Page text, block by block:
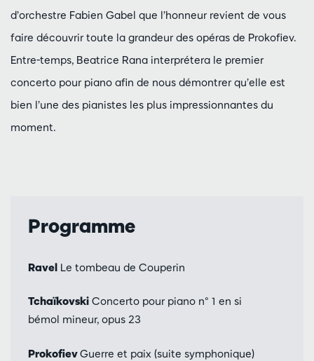
d’orchestre Fabien Gabel que l’honneur revient de vous
faire découvrir toute la grandeur des opéras de Prokofiev.
Entre-temps, Beatrice Rana interprétera le premier
concerto pour piano afin de nous démontrer qu’elle est
bien l’une des pianistes les plus impressionnantes du
moment.
Programme
Ravel Le tombeau de Couperin
Tchaïkovski Concerto pour piano n° 1 en si
bémol mineur, opus 23
ProkofievGuerre et paix (suite symphonique)